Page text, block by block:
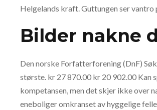
Helgelands kraft. Guttungen ser vantro
Bilder nakne
Den norske Forfatterforening (DnF)
største. kr 27 870.00 kr 20 902.00 Kan
kompetansen, men det skjer ikke over
eneboliger omkranset av hyggelige